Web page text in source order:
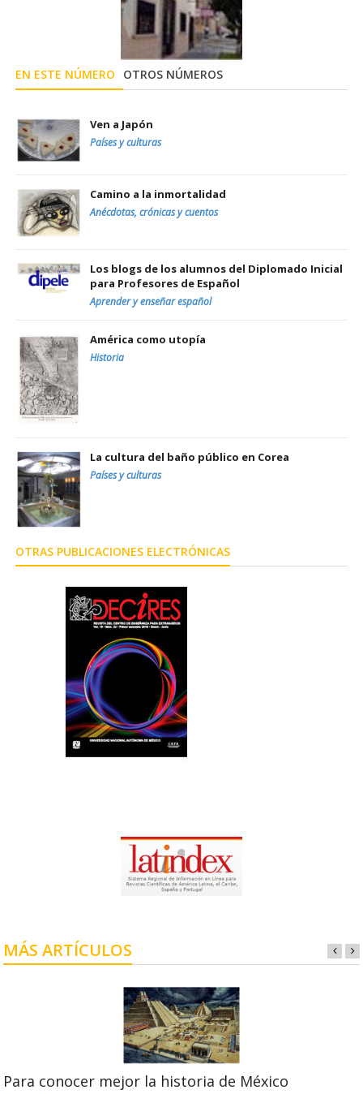
EN ESTE NÚMERO OTROS NÚMEROS
Ven a Japón
Países y culturas
Camino a la inmortalidad
Anécdotas, crónicas y cuentos
Los blogs de los alumnos del Diplomado Inicial
para Profesores de Español
Aprender y enseñar español
América como utopía
Historia
La cultura del baño público en Corea
Países y culturas
OTRAS PUBLICACIONES ELECTRÓNICAS
MÁS ARTÍCULOS
Para conocer mejor la historia de México